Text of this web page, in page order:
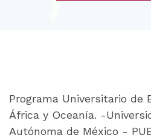
Programa Universitario de
África y Oceanía. -
Autónoma de México -